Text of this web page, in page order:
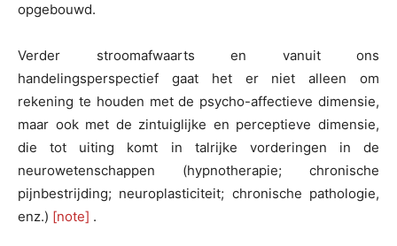
opgebouwd.
Verder stroomafwaarts en vanuit ons
handelingsperspectief gaat het er niet alleen om
rekening te houden met de psycho-affectieve dimensie,
maar ook met de zintuiglijke en perceptieve dimensie,
die tot uiting komt in talrijke vorderingen in de
neurowetenschappen (hypnotherapie; chronische
pijnbestrijding; neuroplasticiteit; chronische pathologie,
enz.) [note] .